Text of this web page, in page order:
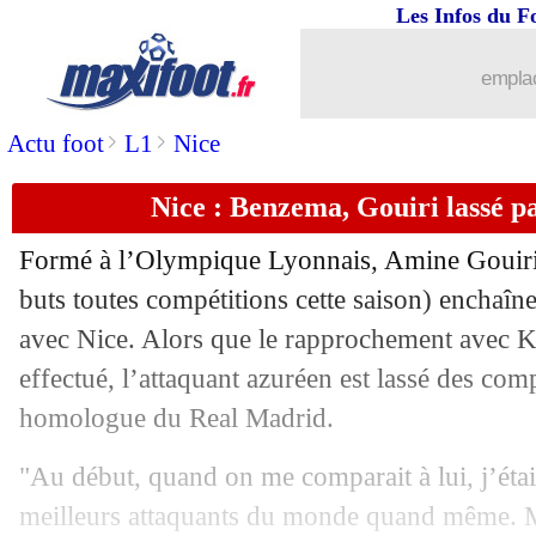
Actu foot> L1 > Nice
Les Infos du
Nice : Benzema, Gouiri lassé
Formé à l’Olympique Lyonnais, Amine
buts toutes compétitions cette saison)
avec Nice. Alors que le rapprochement avec
effectué, l’attaquant azuréen est lassé des
homologue du Real Madrid.
"Au début, quand on me comparait à lui,
meilleurs attaquants du monde quand même.
PSG: Reina raconte son transfert raté
23/02 Real
23/02 Chelsea: Simeone encense Tuchel
23/02 Atletico : Félix veut imiter Mbappé
23/02 Lille: Ikoné a la cote à Milan
23/02 Chelsea: Werner surpris par la
23/02 OM: pour Payet, Rami mise sur